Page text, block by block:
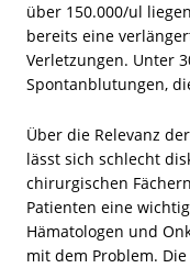
über 150.000/ul
bereits eine
Verletzungen. Unter
Spontanblutungen,
Über die Relevanz
lässt sich schlecht
chirurgischen
Patienten eine
Hämatologen und
mit dem Problem.